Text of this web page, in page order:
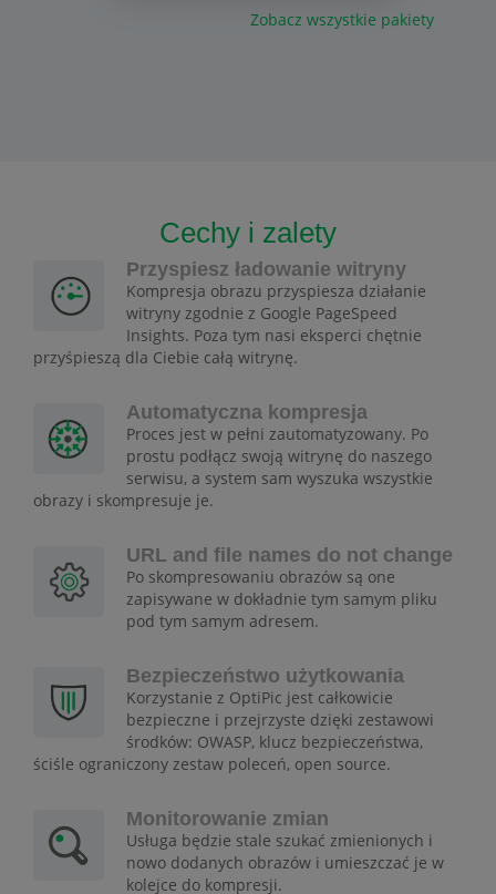
Zobacz wszystkie pakiety
Cechy i zalety
Przyspiesz ładowanie witryny
Kompresja obrazu przyspiesza działanie
witryny zgodnie z Google PageSpeed
Insights. Poza tym nasi eksperci chętnie
przyśpieszą dla Ciebie całą witrynę.
Automatyczna kompresja
Proces jest w pełni zautomatyzowany. Po
prostu podłącz swoją witrynę do naszego
serwisu, a system sam wyszuka wszystkie
obrazy i skompresuje je.
URL and file names do not change
Po skompresowaniu obrazów są one
zapisywane w dokładnie tym samym pliku
pod tym samym adresem.
Bezpieczeństwo użytkowania
Korzystanie z OptiPic jest całkowicie
bezpieczne i przejrzyste dzięki zestawowi
środków: OWASP, klucz bezpieczeństwa,
ściśle ograniczony zestaw poleceń, open source.
Monitorowanie zmian
Usługa będzie stale szukać zmienionych i
nowo dodanych obrazów i umieszczać je w
kolejce do kompresji.